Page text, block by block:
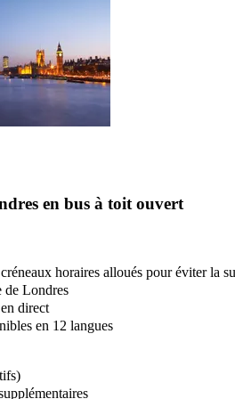
en bus à toit ouvert
horaires alloués pour éviter la
de Londres
direct
en 12 langues